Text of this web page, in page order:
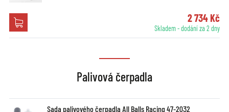
2 734 Kč
Skladem - dodání za 2 dny
Palivová čerpadla
Sada palivového čerpadla All Balls Racing 47-2032